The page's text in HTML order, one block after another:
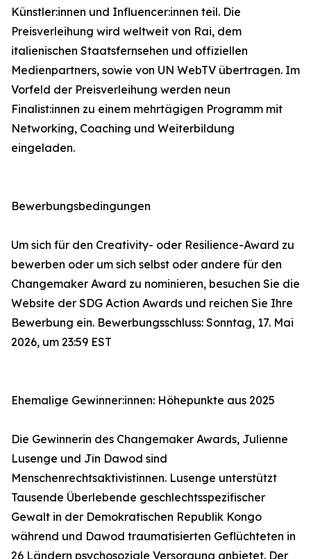
Künstler:innen und Influencer:innen teil. Die
Preisverleihung wird weltweit von Rai, dem
italienischen Staatsfernsehen und offiziellen
Medienpartners, sowie von UN WebTV übertragen. Im
Vorfeld der Preisverleihung werden neun
Finalist:innen zu einem mehrtägigen Programm mit
Networking, Coaching und Weiterbildung
eingeladen.
Bewerbungsbedingungen
Um sich für den Creativity- oder Resilience-Award zu
bewerben oder um sich selbst oder andere für den
Changemaker Award zu nominieren, besuchen Sie die
Website der SDG Action Awards und reichen Sie Ihre
Bewerbung ein. Bewerbungsschluss: Sonntag, 17. Mai
2026, um 23:59 EST
Ehemalige Gewinner:innen: Höhepunkte aus 2025
Die Gewinnerin des Changemaker Awards, Julienne
Lusenge und Jîn Dawod sind
Menschenrechtsaktivistinnen. Lusenge unterstützt
Tausende Überlebende geschlechtsspezifischer
Gewalt in der Demokratischen Republik Kongo
während und Dawod traumatisierten Geflüchteten in
26 Ländern psychosoziale Versorgung anbietet. Der